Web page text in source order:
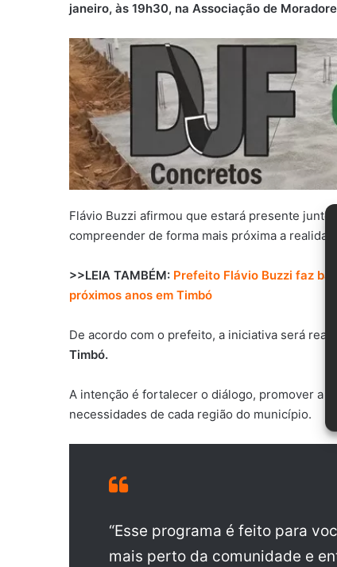
janeiro, às 19h30, na Associação de
Flávio Buzzi afirmou que estará presente junto
compreender de forma mais próxima a
>>LEIA TAMBÉM: Prefeito Flávio Buzzi faz
próximos anos em Timbó
De acordo com o prefeito, a iniciativa será
Timbó.
A intenção é fortalecer o diálogo, promover a
necessidades de cada região do município.
“Esse programa é feito para
mais perto da comunidade e